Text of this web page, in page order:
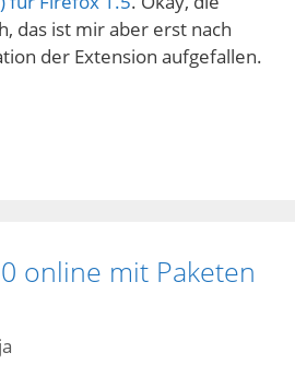
das ist mir aber erst nach
der Extension aufgefallen.
online mit Paketen